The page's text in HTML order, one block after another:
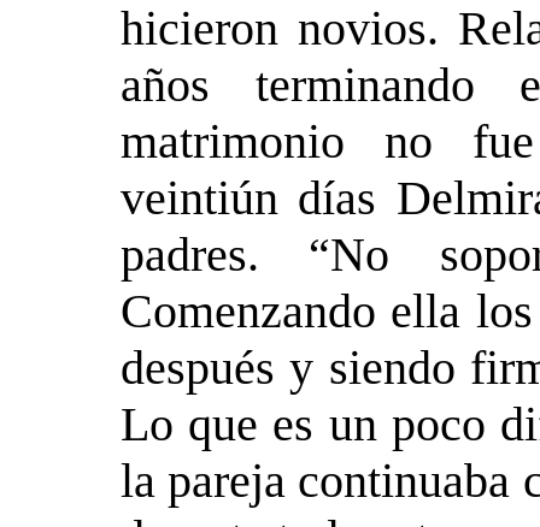
hicieron novios.
años terminando
matrimonio no
veintiún días
padres. “No
Comenzando ella
después y siendo
Lo que es un poco
la pareja continuaba